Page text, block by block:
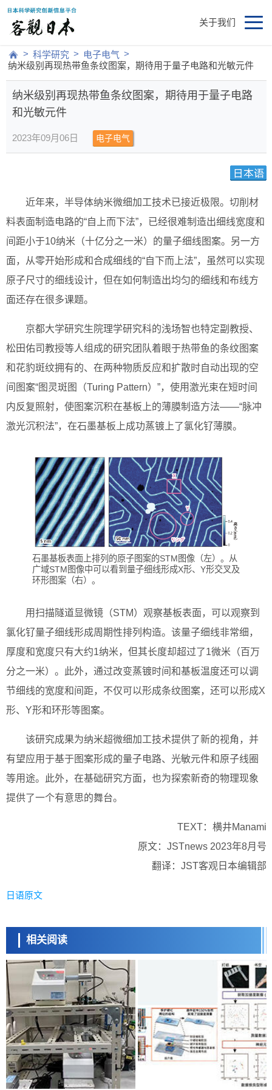
关于我们
> 科学研究 > 电子电气 >
纳米级别再现热带鱼条纹图案，期待用于量子电路和光敏元件
纳米级别再现热带鱼条纹图案，期待用于量子电路
和光敏元件
2023年09月06日 电子电气
近年来，半导体纳米微细加工技术已接近极限。切削材
料表面制造电路的“自上而下法”，已经很难制造出细线宽度和
间距小于10纳米（十亿分之一米）的量子细线图案。另一方
面，从零开始形成和合成细线的“自下而上法”，虽然可以实现
原子尺寸的细线设计，但在如何制造出均匀的细线和布线方
面还存在很多课题。
京都大学研究生院理学研究科的浅场智也特定副教授、
松田佑司教授等人组成的研究团队着眼于热带鱼的条纹图案
和花豹斑纹拥有的、在两种物质反应和扩散时自动出现的空
间图案“图灵斑图（Turing Pattern）”，使用激光束在短时间
内反复照射，使图案沉积在基板上的薄膜制造方法——“脉冲
激光沉积法”，在石墨基板上成功蒸镀上了氯化钌薄膜。
石墨基板表面上排列的原子图案的STM图像（左）。从
广域STM图像中可以看到量子细线形成X形、Y形交叉及
环形图案（右）。
用扫描隧道显微镜（STM）观察基板表面，可以观察到
氯化钌量子细线形成周期性排列构造。该量子细线非常细，
厚度和宽度只有大约1纳米，但其长度却超过了1微米（百万
分之一米）。此外，通过改变蒸镀时间和基板温度还可以调
节细线的宽度和间距，不仅可以形成条纹图案，还可以形成X
形、Y形和环形等图案。
该研究成果为纳米超微细加工技术提供了新的视角，并
有望应用于基于图案形成的量子电路、光敏元件和原子线圈
等用途。此外，在基础研究方面，也为探索新奇的物理现象
提供了一个有意思的舞台。
TEXT：横井Manami
原文：JSTnews 2023年8月号
翻译：JST客观日本编辑部
日语原文
相关阅读